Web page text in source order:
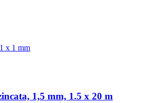
1 x 1 mm
1,5 mm, 1.5 x 20 m